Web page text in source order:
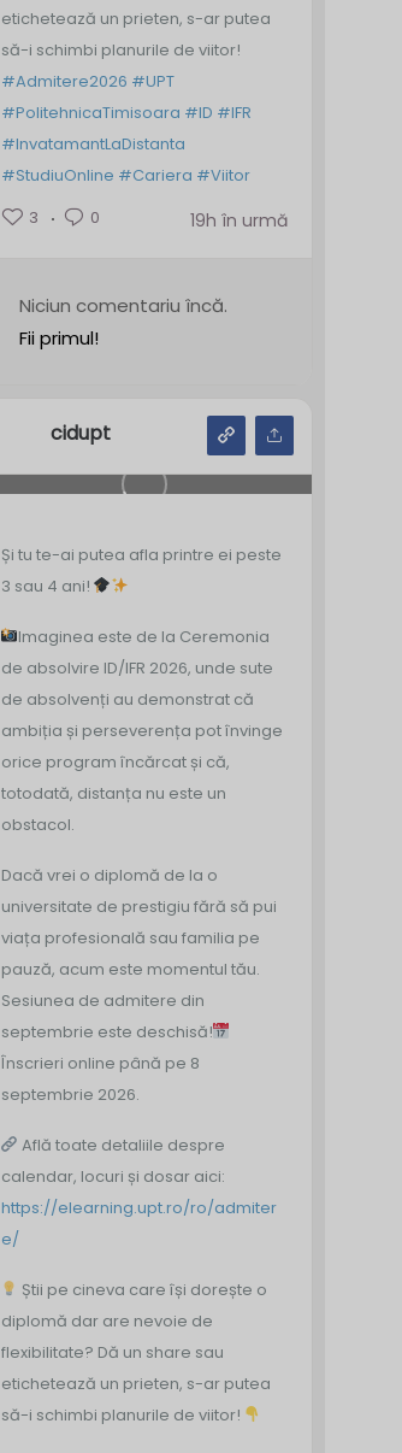
etichetează un prieten, s-ar putea
să-i schimbi planurile de viitor!
#Admitere2026 #UPT
#PolitehnicaTimisoara #ID #IFR
#InvatamantLaDistanta
#StudiuOnline #Cariera #Viitor
3
0 19h în urmă
Niciun comentariu încă.
Fii primul!
cidupt
Și tu te-ai putea afla printre ei peste
3 sau 4 ani!
Imaginea este de la Ceremonia
de absolvire ID/IFR 2026, unde sute
de absolvenți au demonstrat că
ambiția și perseverența pot învinge
orice program încărcat și că,
totodată, distanța nu este un
obstacol.
Dacă vrei o diplomă de la o
universitate de prestigiu fără să pui
viața profesională sau familia pe
pauză, acum este momentul tău.
Sesiunea de admitere din
septembrie este deschisă!
Înscrieri online până pe 8
septembrie 2026.
Află toate detaliile despre
calendar, locuri și dosar aici:
https://elearning.upt.ro/ro/admiter
e/
Știi pe cineva care își dorește o
diplomă dar are nevoie de
flexibilitate? Dă un share sau
etichetează un prieten, s-ar putea
să-i schimbi planurile de viitor!